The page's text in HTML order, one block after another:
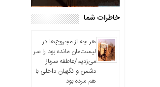
خاطرات شما
هر چه از مجروح‌ها در
لیست‌مان مانده بود را سر
می‌زدیم/عاطفه سرباز
دشمن و نگهبان داخلی با
هم مرده بود